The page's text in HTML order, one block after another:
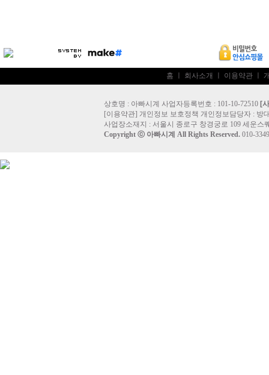
홈 회사소개 이용약관
상호명 : 아빠시계 사업자등록번호 : 101-10-72510 [
[이용약관] 개인정보 보호정책 개인정보담당자 : 방
사업장소재지 : 서울시 종로구 창경궁로 109 세운스
Copyright ⓒ 아빠시계 All Rights Reserved. 010-